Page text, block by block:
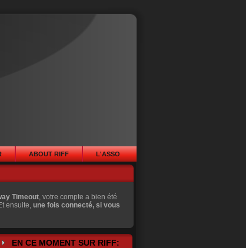
ABOUT RIFF L'ASSO
Timeout, votre compte a bien été
ensuite, une fois connecté, si vous
EN CE MOMENT SUR RIFF: